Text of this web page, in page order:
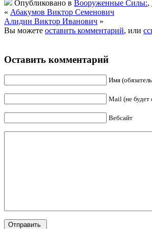
Опубликовано в Вооруженные Силы:,
« Абакумов Виктор Семенович
Алидин Виктор Иванович »
Вы можете оставить комментарий, или
Оставить комментарий
Имя
Mail (не будет
Вебсайт